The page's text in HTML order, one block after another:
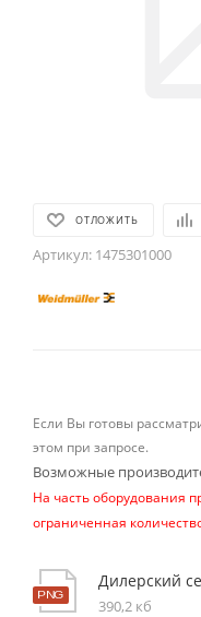
ОТЛОЖИТЬ
Артикул: 1475301000
Если Вы готовы
этом при запросе.
Возможные
На часть оборудования
ограниченная
Дилерский
390,2 кб